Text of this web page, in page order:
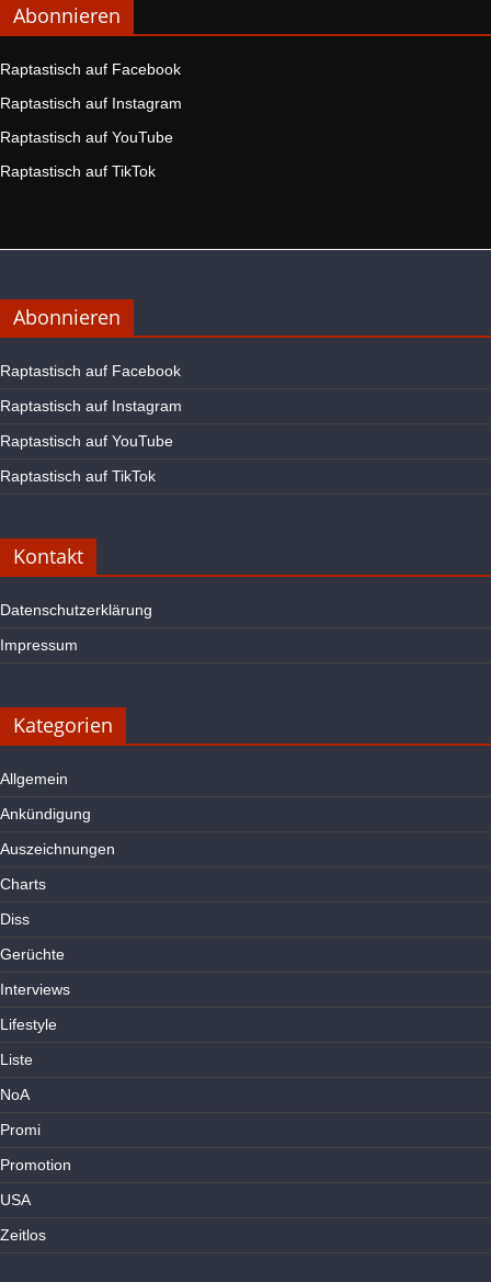
Abonnieren
Raptastisch auf Facebook
Raptastisch auf Instagram
Raptastisch auf YouTube
Raptastisch auf TikTok
Abonnieren
Raptastisch auf Facebook
Raptastisch auf Instagram
Raptastisch auf YouTube
Raptastisch auf TikTok
Kontakt
Datenschutzerklärung
Impressum
Kategorien
Allgemein
Ankündigung
Auszeichnungen
Charts
Diss
Gerüchte
Interviews
Lifestyle
Liste
NoA
Promi
Promotion
USA
Zeitlos